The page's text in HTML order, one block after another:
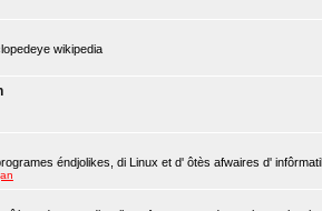
wikipedia
éndjolikes, di Linux et d' ôtès afwaires d'